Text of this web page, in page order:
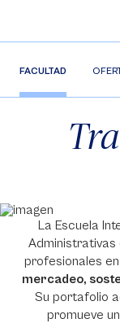
FACULTAD
La Escuela
Administrativas
profesionales en
mercadeo,
Su portafolio
promueve